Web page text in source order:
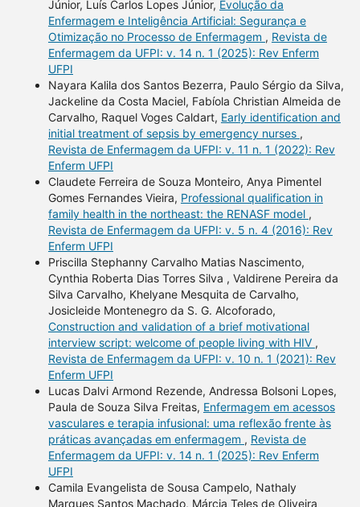
Júnior, Luís Carlos Lopes Júnior, Evolução da
Enfermagem e Inteligência Artificial: Segurança e
Otimização no Processo de Enfermagem , Revista de
Enfermagem da UFPI: v. 14 n. 1 (2025): Rev Enferm
UFPI
Nayara Kalila dos Santos Bezerra, Paulo Sérgio da Silva,
Jackeline da Costa Maciel, Fabíola Christian Almeida de
Carvalho, Raquel Voges Caldart, Early identification and
initial treatment of sepsis by emergency nurses ,
Revista de Enfermagem da UFPI: v. 11 n. 1 (2022): Rev
Enferm UFPI
Claudete Ferreira de Souza Monteiro, Anya Pimentel
Gomes Fernandes Vieira, Professional qualification in
family health in the northeast: the RENASF model ,
Revista de Enfermagem da UFPI: v. 5 n. 4 (2016): Rev
Enferm UFPI
Priscilla Stephanny Carvalho Matias Nascimento,
Cynthia Roberta Dias Torres Silva , Valdirene Pereira da
Silva Carvalho, Khelyane Mesquita de Carvalho,
Josicleide Montenegro da S. G. Alcoforado,
Construction and validation of a brief motivational
interview script: welcome of people living with HIV ,
Revista de Enfermagem da UFPI: v. 10 n. 1 (2021): Rev
Enferm UFPI
Lucas Dalvi Armond Rezende, Andressa Bolsoni Lopes,
Paula de Souza Silva Freitas, Enfermagem em acessos
vasculares e terapia infusional: uma reflexão frente às
práticas avançadas em enfermagem , Revista de
Enfermagem da UFPI: v. 14 n. 1 (2025): Rev Enferm
UFPI
Camila Evangelista de Sousa Campelo, Nathaly
Marques Santos Machado, Márcia Teles de Oliveira